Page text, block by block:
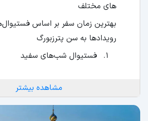
های مختلف
بهترین زمان سفر بر اساس
رویدادها به سن پترزبورگ
فستیوال‌ شب‌های سفید
مشاهده بیشتر